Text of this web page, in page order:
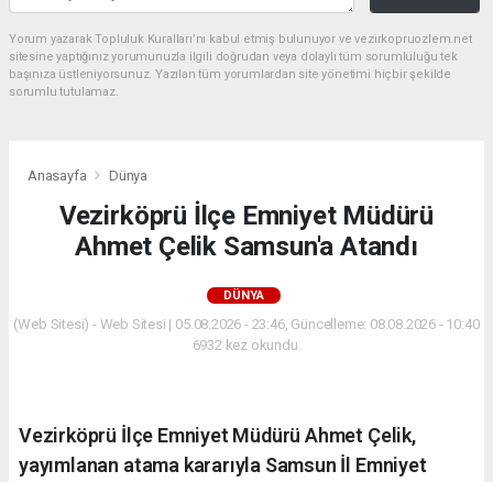
Yorum yazarak Topluluk Kuralları’nı kabul etmiş bulunuyor ve vezirkopruozlem.net
sitesine yaptığınız yorumunuzla ilgili doğrudan veya dolaylı tüm sorumluluğu tek
başınıza üstleniyorsunuz. Yazılan tüm yorumlardan site yönetimi hiçbir şekilde
sorumlu tutulamaz.
Anasayfa Dünya
Vezirköprü İlçe Emniyet Müdürü
Ahmet Çelik Samsun'a Atandı
DÜNYA
(Web Sitesi) - Web Sitesi | 05.08.2026 - 23:46, Güncelleme: 08.08.2026 - 10:40
6932 kez okundu.
Vezirköprü İlçe Emniyet Müdürü Ahmet Çelik,
yayımlanan atama kararıyla Samsun İl Emniyet